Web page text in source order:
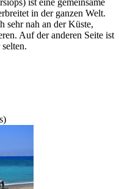
in der ganzen Welt.
sehr nah an der Küste,
Auf der anderen Seite ist